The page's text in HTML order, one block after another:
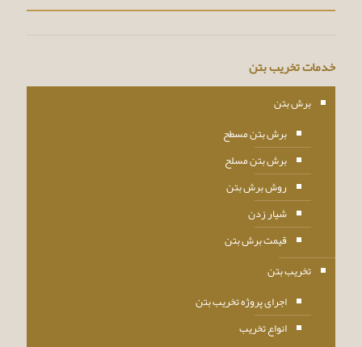
خدمات تخریب بتن
برش بتن
برش بتن مسطح
برش بتن مسلح
روش برش بتن
شیار زدن
قیمت برش بتن
تخریب بتن
اجرای پروژه تخریب بتن
انواع تخریب